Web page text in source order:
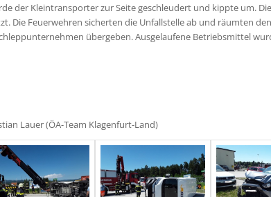
der Kleintransporter zur Seite geschleudert und kippte um.
Die Feuerwehren sicherten die Unfallstelle ab und räumten
übergeben. Ausgelaufene Betriebsmittel
Lauer (ÖA-Team Klagenfurt-Land)